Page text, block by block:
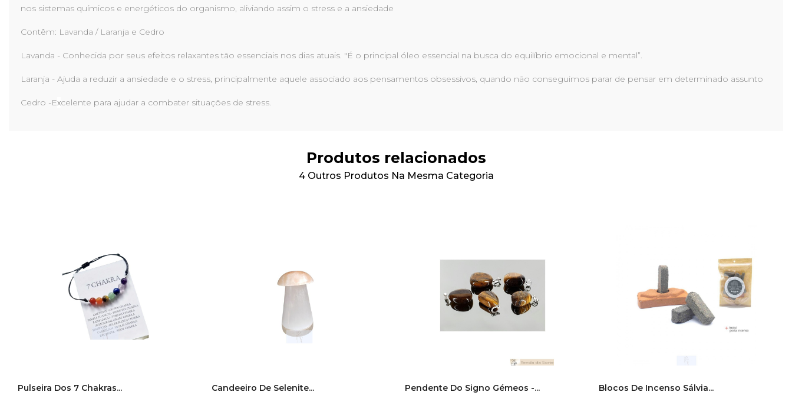
nos sistemas químicos e energéticos do organismo, aliviando assim o stress e a ansiedade
Contêm: Lavanda / Laranja e Cedro
Lavanda - Conhecida por seus efeitos relaxantes tão essenciais nos dias atuais. "É o principal óleo essencial na busca do equilíbrio emocional e mental”.
Laranja - Ajuda a reduzir a ansiedade e o stress, principalmente aquele associado aos pensamentos obsessivos, quando não conseguimos parar de pensar em determinado assunto
Cedro -Excelente para ajudar a combater situações de stress.
Produtos relacionados
4 Outros Produtos Na Mesma Categoria
Pulseira Dos 7 Chakras... Candeeiro De Selenite... Pendente Do Signo Gémeos -... Blocos De Incenso Sálvia...